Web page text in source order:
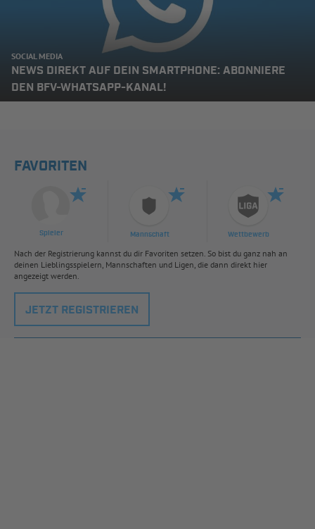
SOCIAL MEDIA
NEWS DIREKT AUF DEIN SMARTPHONE: ABONNIERE
DEN BFV-WHATSAPP-KANAL!
FAVORITEN
Spieler Mannschaft Wettbewerb
Nach der Registrierung kannst du dir Favoriten setzen. So bist du ganz nah an
deinen Lieblingsspielern, Mannschaften und Ligen, die dann direkt hier
angezeigt werden.
JETZT REGISTRIEREN